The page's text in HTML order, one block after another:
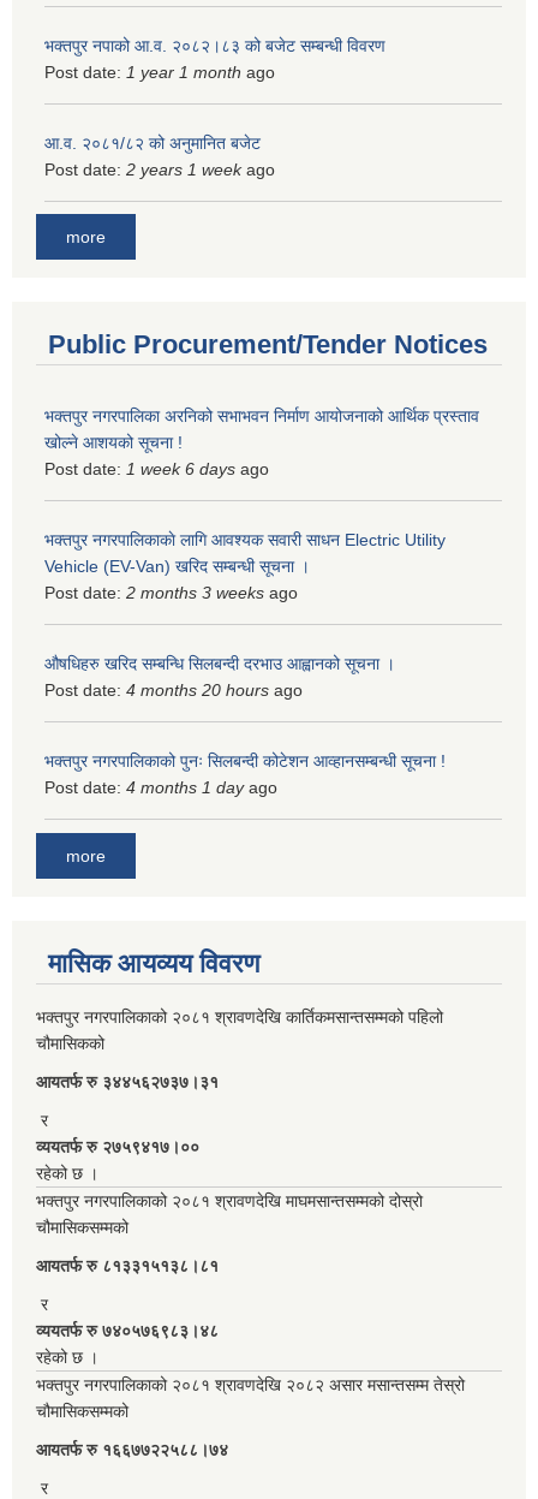
भक्तपुर नपाको आ.व. २०८२।८३ को बजेट सम्बन्धी विवरण
Post date: 1 year 1 month ago
आ.व. २०८१/८२ को अनुमानित बजेट
Post date: 2 years 1 weekago
more
Public Procurement/Tender Notices
भक्तपुर नगरपालिका अरनिको सभाभवन निर्माण आयोजनाको आर्थिक प्रस्ताव
खोल्ने आशयको सूचना !
Post date: 1 week 6 days ago
भक्तपुर नगरपालिकाकाे लागि आवश्यक सवारी साधन Electric Utility
Vehicle (EV-Van) खरिद सम्बन्धी सूचना ।
Post date: 2 months 3 weeks ago
औषधिहरु खरिद सम्बन्धि सिलबन्दी दरभाउ आह्वानको सूचना ।
Post date: 4 months 20 hours ago
भक्तपुर नगरपालिकाको पुनः सिलबन्दी कोटेशन आव्हानसम्बन्धी सूचना !
Post date: 4 months 1 dayago
more
मासिक आयव्यय विवरण
भक्तपुर नगरपालिकाको २०८१ श्रावणदेखि कार्तिकमसान्तसम्मको पहिलो
चौमासिकको
आयतर्फ रु‌ ३४४५६२७३७।३१
र
व्ययतर्फ रु २७५९४१७।००
रहेको छ ।
भक्तपुर नगरपालिकाको २०८१ श्रावणदेखि माघमसान्तसम्मको दोस्रो
चौमासिकसम्मको
आयतर्फ रु‌ ८१३३१५१३८।८१
र
व्ययतर्फ रु ७४०५७६९८३।४८
रहेको छ ।
भक्तपुर नगरपालिकाको २०८१ श्रावणदेखि २०८२ असार मसान्तसम्म तेस्रो
चौमासिकसम्मको
आयतर्फ रु‌ १६६७७२२५८८।७४
र